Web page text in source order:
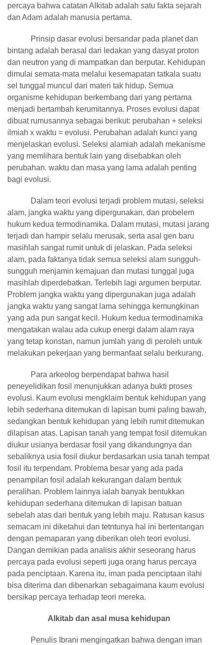
percaya bahwa catatan Alkitab adalah satu fakta sejarah
dan Adam adalah manusia pertama.
Prinsip dasar evolusi bersandar pada planet dan
bintang adalah berasal dari ledakan yang dasyat proton
dan neutron yang di mampatkan dan berputar. Kehidupan
dimulai semata-mata melalui kesemapatan tatkala suatu
sel tunggal muncul dari materi tak hidup. Semua
organisme kehidupan berkembang dari yang pertama
menjadi bertambah kerumitannya. Proses evolusi dapat
dibuat rumusannya sebagai berikut: perubahan + seleksi
ilmiah x waktu = evolusi. Perubahan adalah kunci yang
menjelaskan evolusi. Seleksi alamiah adalah mekanisme
yang memlihara bentuk lain yang disebabkan oleh
perubahan. waktu dan masa yang lama adalah penting
bagi evolusi.
Dalam teori evolusi terjadi problem mutasi, seleksi
alam, jangka waktu yang dipergunakan, dan probelem
hukum kedua termodinamika. Dalam mutasi, mutasi jarang
terjadi dan hampir selalu merusak, serta asal gen baru
masihlah sangat rumit untuk di jelaskan. Pada seleksi
alam, pada faktanya tidak semua seleksi alam sungguh-
sungguh menjamin kemajuan dan mutasi tunggal juga
masihlah diperdebatkan. Terlebih lagi argumen berputar.
Problem jangka waktu yang dipergunakan juga adalah
jangka waktu yang sangat lama sehingga kemungkinan
yang ada pun sangat kecil. Hukum kedua termodinamika
mengatakan walau ada cukup energi dalam alam raya
yang tetap konstan, namun jumlah yang di peroleh untuk
melakukan pekerjaan yang bermanfaat selalu berkurang.
Para arkeolog berpendapat bahwa hasil
peneyelidikan fosil menunjukkan adanya bukti proses
evolusi. Kaum evolusi mengklaim bentuk kehidupan yang
lebih sederhana ditemukan di lapisan bumi paling bawah,
sedangkan bentuk kehidupan yang lebih rumit ditemukan
dilapisan atas. Lapisan tanah yang tempat fosil ditemukan
diukur usianya berdasar fosil yang dikandungnya dan
sebaliknya usia fosil diukur berdasarkan usia tanah tempat
fosil itu terpendam. Problema besar yang ada pada
penampilan fosil adalah kekurangan dalam bentuk
peralihan. Problem lainnya ialah banyak bentukkan
kehidupan sederhana ditemukan di lapisan batuan
sebelah atas dari bentuk yang lebih maju. Ratusan kasus
semacam ini diketahui dan tetntunya hal ini bertentangan
dengan pemaparan yang diberikan oleh teori evolusi.
Dangan demikian pada analisis akhir seseorang harus
percaya pada evolusi seperti juga orang harus percaya
pada penciptaan. Karena itu, iman pada penciptaan ilahi
bisa diterima dan dibenarkan sebagaimana kaum evolusi
bersikap percaya terhadap teori mereka.
Alkitab dan asal musa kehidupan
Penulis Ibrani mengingatkan bahwa dengan iman